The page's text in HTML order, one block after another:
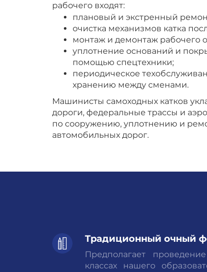
рабочего входят:
плановый и экстренный
очистка механизмов катка
монтаж и демонтаж рабочего
уплотнение оснований и
помощью спецтехники;
периодическое
хранению между сменами.
Машинисты самоходных катков
дороги, федеральные трассы и
по сооружению, уплотнению и
автомобильных дорог.
Традиционный очный
Предполагает
классах нашего